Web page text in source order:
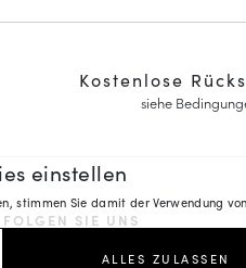
einstellen
stimmen Sie damit der Verwendung
ALLES ZULASSEN
Kostenlose
siehe
FOLGEN SIE UNS